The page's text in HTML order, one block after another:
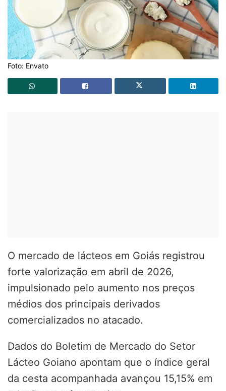
Foto: Envato
O mercado de lácteos em Goiás registrou
forte valorização em abril de 2026,
impulsionado pelo aumento nos preços
médios dos principais derivados
comercializados no atacado.
Dados do Boletim de Mercado do Setor
Lácteo Goiano apontam que o índice geral
da cesta acompanhada avançou 15,15% em